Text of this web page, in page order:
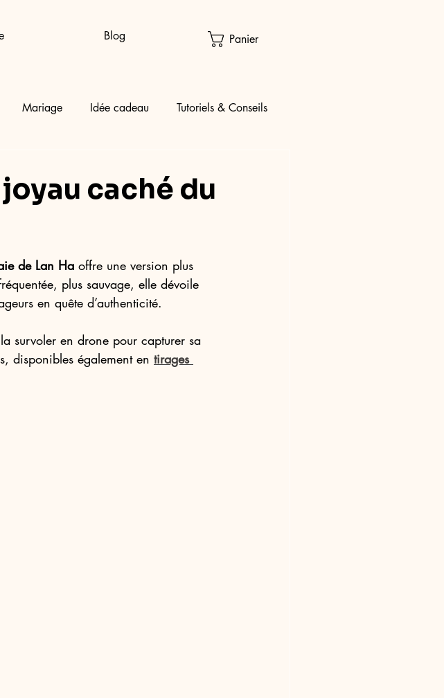
Blog Panier
Mariage Idée cadeau Tutoriels & Conseils
joyau caché du
de Lan Ha offre une version plus
plus sauvage, elle dévoile
en quête d’authenticité.
survoler en drone pour capturer sa
disponibles également en tirages